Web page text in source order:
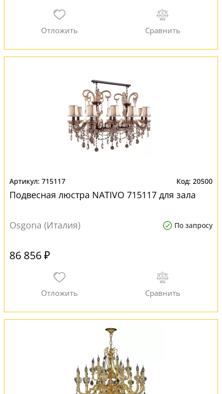
715117 20500
Подвесная люстра NATIVO 715117 для зала
Osgona (Италия) По запросу
86 856 ₽